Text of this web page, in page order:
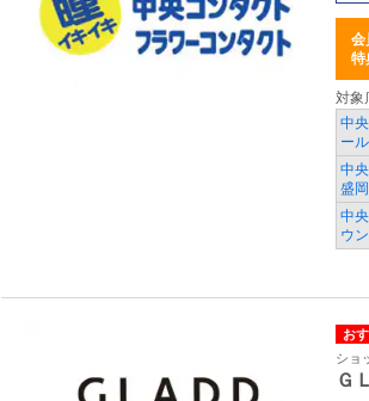
会
特
対象
中
ー
中
盛
中
ウ
お
ショ
Ｇ